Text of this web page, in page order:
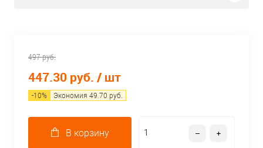
497 руб.
447.30 руб. / шт
-10% Экономия 49.70 руб.
В корзину